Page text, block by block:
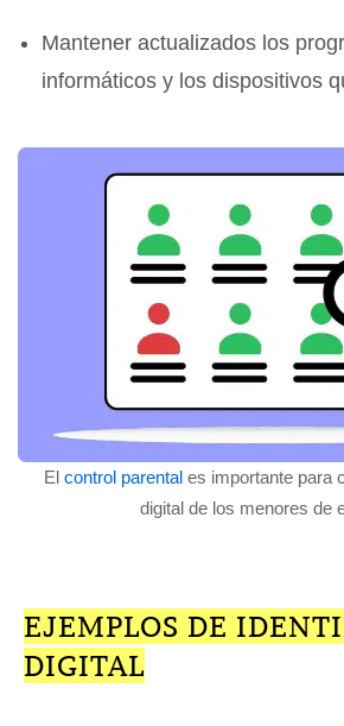
Mantener actualizados los
informáticos y los dispositivos
El control parental es importante para
digital de los menores de
EJEMPLOS DE
DIGITAL